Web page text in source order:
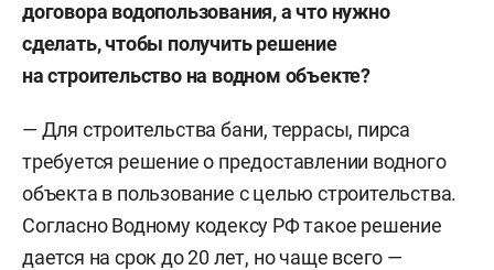
договора водопользования, а что нужно
сделать, чтобы получить решение
на строительство на водном объекте?
— Для строительства бани, террасы, пирса
требуется решение о предоставлении водного
объекта в пользование с целью строительства.
Согласно Водному кодексу РФ такое решение
дается на срок до 20 лет, но чаще всего —